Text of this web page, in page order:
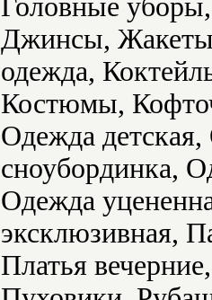
Головные
Джинсы,
одежда,
Костюмы,
Одежда
сноубординка,
Одежда
эксклюзивная,
Платья